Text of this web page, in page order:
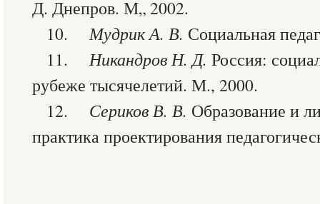
Д. Днепров. М„ 2002.
10.Мудрик А. В. Социальная
11.Никандров Н. Д. Россия:
рубеже тысячелетий. М., 2000.
12. Сериков В. В. Образование и
практика проектирования